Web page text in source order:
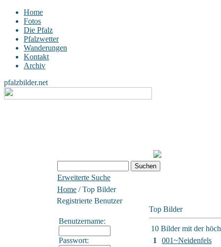
Home
Fotos
Die Pfalz
Pfalzwetter
Wanderungen
Kontakt
Archiv
pfalzbilder.net
Erweiterte Suche
Home / Top Bilder
Registrierte Benutzer
Benutzername:
Passwort:
Top Bilder
10 Bilder mit der
1
001~Neidenfels